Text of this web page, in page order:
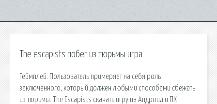
The escapists побег из тюрьмы игра
Геймплей. Пользователь примеряет на себя роль
заключенного, который должен любыми способами сбежать
из тюрьмы. The Escapists скачать игру на Андроид и ПК